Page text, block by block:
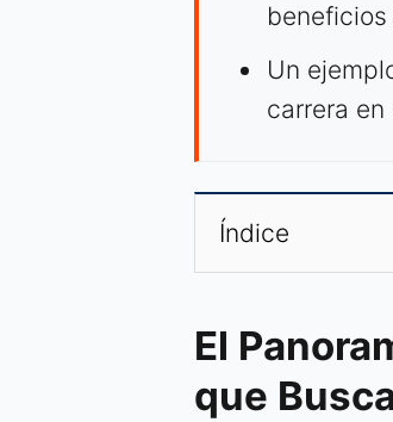
Un
carrera
Índice
El
que